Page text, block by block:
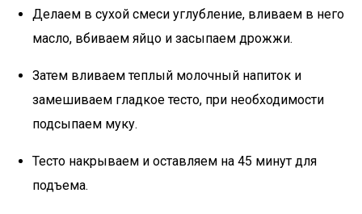
Делаем в сухой смеси углубление, вливаем в него
масло, вбиваем яйцо и засыпаем дрожжи.
Затем вливаем теплый молочный напиток и
замешиваем гладкое тесто, при необходимости
подсыпаем муку.
Тесто накрываем и оставляем на 45 минут для
подъема.